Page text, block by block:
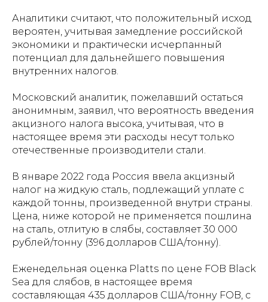
Аналитики считают, что положительный исход
вероятен, учитывая замедление российской
экономики и практически исчерпанный
потенциал для дальнейшего повышения
внутренних налогов.
Московский аналитик, пожелавший остаться
анонимным, заявил, что вероятность введения
акцизного налога высока, учитывая, что в
настоящее время эти расходы несут только
отечественные производители стали.
В январе 2022 года Россия ввела акцизный
налог на жидкую сталь, подлежащий уплате с
каждой тонны, произведенной внутри страны.
Цена, ниже которой не применяется пошлина
на сталь, отлитую в слябы, составляет 30 000
рублей/тонну (396 долларов США/тонну).
Еженедельная оценка Platts по цене FOB Black
Sea для слябов, в настоящее время
составляющая 435 долларов США/тонну FOB, с